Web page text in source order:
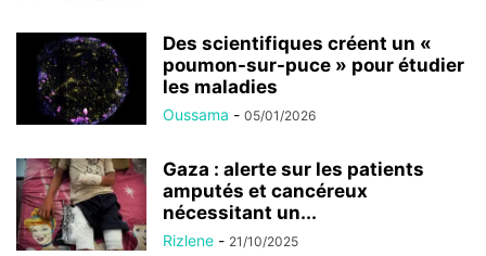
Des scientifiques créent un «
poumon-sur-puce » pour étudier
les maladies
Oussama - 05/01/2026
Gaza : alerte sur les patients
amputés et cancéreux
nécessitant un...
Rizlene - 21/10/2025